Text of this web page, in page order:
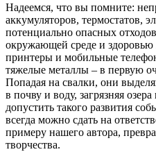
Надеемся, что вы помните:
аккумуляторов, термостатов,
потенциально опасных
окружающей среде и
принтеры и мобильные
тяжелые металлы – в первую
Попадая на свалки, они
в почву и воду, загрязняя
допустить такого развития
всегда можно сдать на
примеру нашего автора,
творчества.